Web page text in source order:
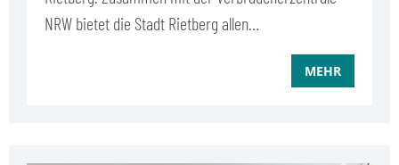
NRW bietet die Stadt Rietberg allen…
MEHR